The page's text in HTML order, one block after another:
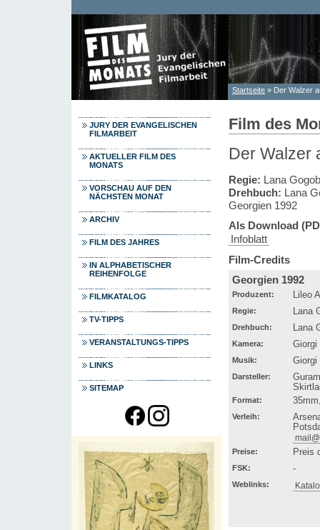
Sie sind hier
Startseite » Der Walzer
JURY DER EVANGELISCHEN
FILMARBEIT
AKTUELLER FILM DES
MONATS
VORSCHAU AUF DEN
NÄCHSTEN MONAT
ARCHIV
FILM DES JAHRES
IN ALPHABETISCHER
REIHENFOLGE
FILMKATALOG
TV-TIPPS
VERANSTALTUNGS-TIPPS
LINKS
SITEMAP
Film des
Der Walzer
Regie: Lana
Drehbuch: Lana
Georgien 1992
Als Download
Infoblatt
Film-Credits
Georgien 1992
Produzent: Lileo
Regie: Lana
Drehbuch: Lana
Kamera: Giorgi
Musik: Giorgi
Darsteller:
Format:
Verleih:
Preise: Preis
FSK: -
Weblinks: